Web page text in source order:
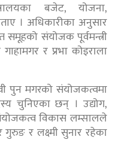
बजेट, योजना,
। अधिकारीका अनुसार
समूहको संयोजक पूर्वमन्त्री
र प्रभा कोइराला
पुन मगरको संयोजकत्वमा
चुनिएका छन् । उद्योग,
विकास लम्सालले
र लक्ष्मी सुनार रहेका